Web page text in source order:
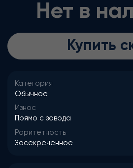
Нет в
Купить
Категория
Обычное
Износ
Прямо с завода
Раритетность
Засекреченное